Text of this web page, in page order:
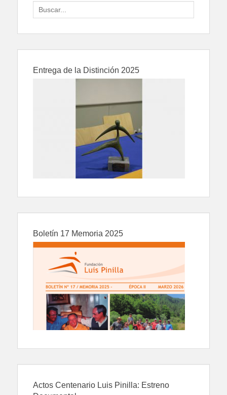
Search
for:
Entrega de la Distinción 2025
Boletín 17 Memoria 2025
Actos Centenario Luis Pinilla: Estreno